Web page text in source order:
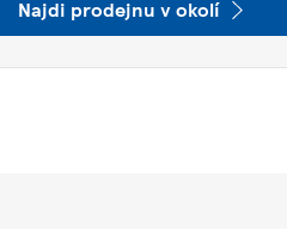
Najdi prodejnu v okolí